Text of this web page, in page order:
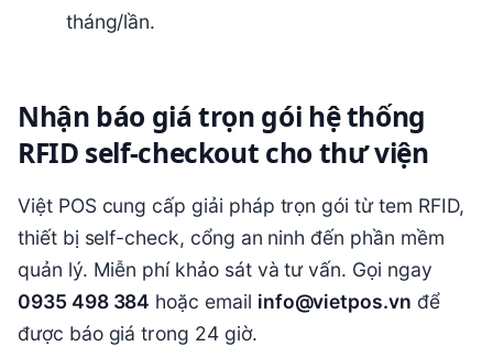
tháng/lần.
Nhận báo giá trọn gói hệ thống
RFID self-checkout cho thư viện
Việt POS cung cấp giải pháp trọn gói từ tem RFID,
thiết bị self-check, cổng an ninh đến phần mềm
quản lý. Miễn phí khảo sát và tư vấn. Gọi ngay
0935 498 384 hoặc email info@vietpos.vn để
được báo giá trong 24 giờ.